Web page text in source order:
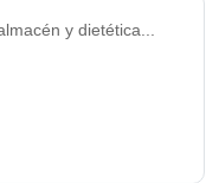
y dietética